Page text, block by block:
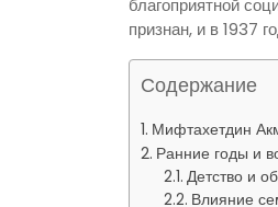
благоприятной
признан, и в 1937
Содержание
Мифтахетдин
Ранние годы и
Детство и
Влияние